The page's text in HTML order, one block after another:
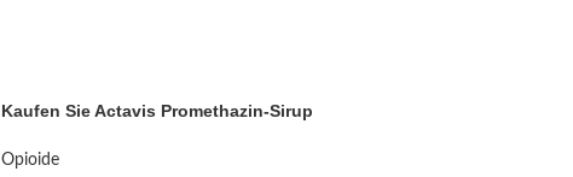
Kaufen Sie Actavis Promethazin-Sirup
Opioide